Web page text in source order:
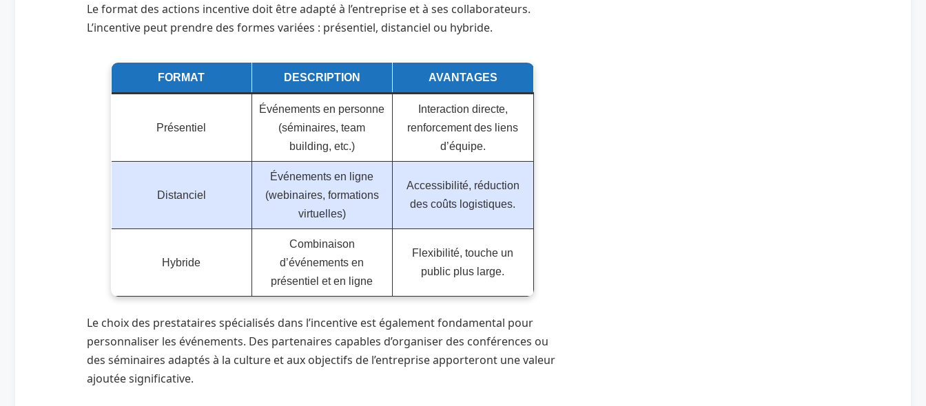
Le format des actions incentive doit être adapté à l’entreprise et à ses collaborateurs.
L’incentive peut prendre des formes variées : présentiel, distanciel ou hybride.
FORMAT DESCRIPTION AVANTAGES
Présentiel
Événements en personne
(séminaires, team
building, etc.)
Interaction directe,
renforcement des liens
d’équipe.
Distanciel
Événements en ligne
(webinaires, formations
virtuelles)
Accessibilité, réduction
des coûts logistiques.
Hybride
Combinaison
d’événements en
présentiel et en ligne
Flexibilité, touche un
public plus large.
Le choix des prestataires spécialisés dans l’incentive est également fondamental pour
personnaliser les événements. Des partenaires capables d’organiser des conférences ou
des séminaires adaptés à la culture et aux objectifs de l’entreprise apporteront une valeur
ajoutée significative.